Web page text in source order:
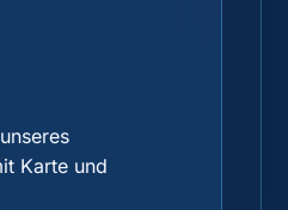
Karte und